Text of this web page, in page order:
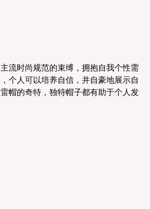
流时尚规范的束缚，拥抱自我个性需
个人可以培养自信，并自豪地展示自
帽的奇特，独特帽子都有助于个人发